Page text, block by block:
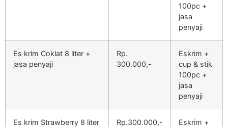
100pc +
jasa
penyaji
Es krim Coklat 8 liter +
jasa penyaji
Rp.
300.000,-
Eskrim +
cup & stik
100pc +
jasa
penyaji
Es krim Strawberry 8 liter
Rp.300.000,-
Eskrim +